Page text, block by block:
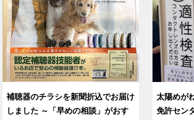
補聴器のチラシを新聞折込でお届け
しました ～「早めの相談」がおす
太陽めが
免許セン